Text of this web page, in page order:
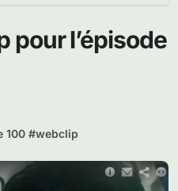
pour l’épisode
100 #webclip